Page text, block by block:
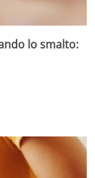
lo smalto: